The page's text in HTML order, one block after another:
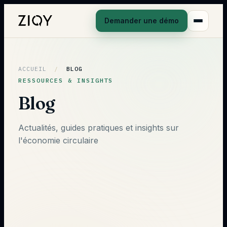
Demander une démo
ACCUEIL /
BLOG
RESSOURCES & INSIGHTS
Blog
Actualités, guides pratiques et insights sur
l'économie circulaire